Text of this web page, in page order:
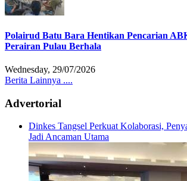
Polairud Batu Bara Hentikan Pencarian
Perairan Pulau Berhala
Wednesday, 29/07/2026
Berita Lainnya ....
Advertorial
Dinkes Tangsel Perkuat Kolaborasi,
Jadi Ancaman Utama